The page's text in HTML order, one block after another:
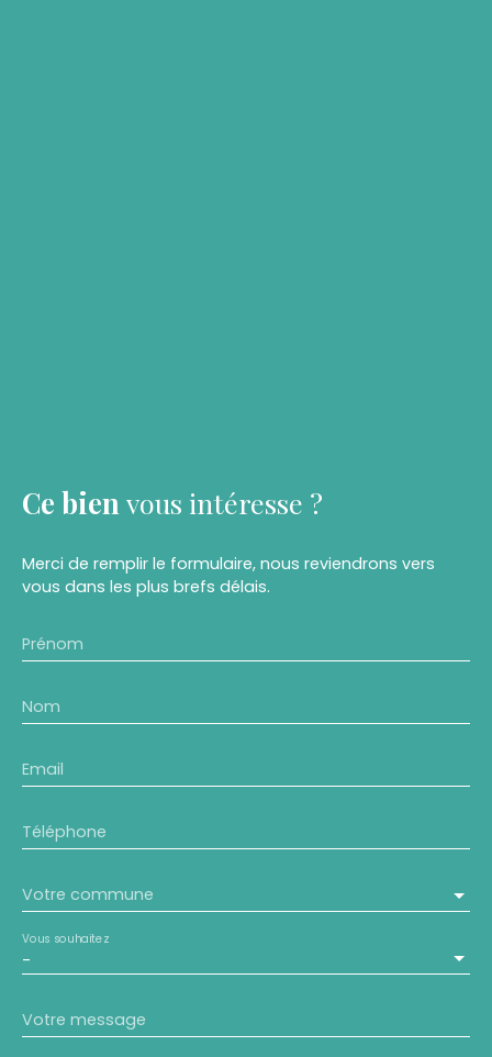
Ce bien vous intéresse ?
Merci de remplir le formulaire, nous reviendrons vers
vous dans les plus brefs délais.
Prénom
Nom
Email
Téléphone
Votre commune
-
Vous souhaitez
Votre message